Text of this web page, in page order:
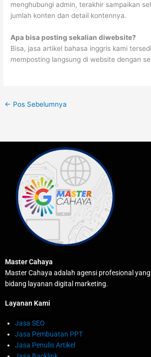
menghubungi admin, terakhir sampaikan
jumlah konten dan detail kontennya.
Apa bisa posting sekalian diwebsite?
Bisa, jasa artikel bahasa inggris kami
memposting langsung di website dengan
← Pos Sebelumnya
Master Cahaya
Master Cahaya adalah agensi profesional
bidang layanan digital marketing.
Layanan Kami
Jasa SEO
Jasa Pembuatan PPT
Jasa Penulis Artikel